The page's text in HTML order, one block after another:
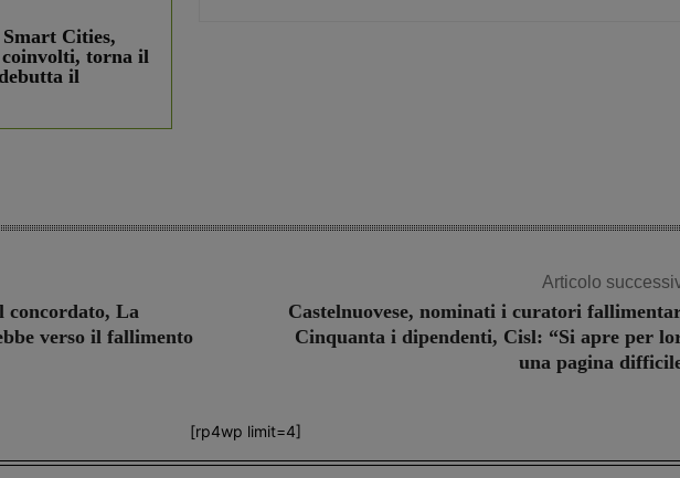
Cities,
torna il
il
concordato, La
verso il fallimento
Articolo
Castelnuovese, nominati i curatori
Cinquanta i dipendenti, Cisl: “Si apre per
una pagina
[rp4wp limit=4]